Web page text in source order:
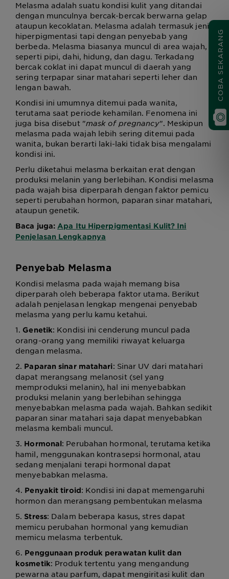
Melasma adalah suatu kondisi kulit yang ditandai
dengan munculnya bercak-bercak berwarna gelap
ataupun kecoklatan. Melasma adalah termasuk jenis
hiperpigmentasi tapi dengan penyebab yang
berbeda. Melasma biasanya muncul di area wajah,
seperti pipi, dahi, hidung, dan dagu. Terkadang
bercak coklat ini dapat muncul di daerah yang
sering terpapar sinar matahari seperti leher dan
lengan bawah.
Kondisi ini umumnya ditemui pada wanita,
terutama saat periode kehamilan. Fenomena ini
juga bisa disebut "mask of pregnancy". Meskipun
melasma pada wajah lebih sering ditemui pada
wanita, bukan berarti laki-laki tidak bisa mengalami
kondisi ini.
Perlu diketahui melasma berkaitan erat dengan
produksi melanin yang berlebihan. Kondisi melasma
pada wajah bisa diperparah dengan faktor pemicu
seperti perubahan hormon, paparan sinar matahari,
ataupun genetik.
Baca juga: Apa Itu Hiperpigmentasi Kulit? Ini
Penjelasan Lengkapnya
Penyebab Melasma
Kondisi melasma pada wajah memang bisa
diperparah oleh beberapa faktor utama. Berikut
adalah penjelasan lengkap mengenai penyebab
melasma yang perlu kamu ketahui.
1. Genetik: Kondisi ini cenderung muncul pada
orang-orang yang memiliki riwayat keluarga
dengan melasma.
2. Paparan sinar matahari: Sinar UV dari matahari
dapat merangsang melanosit (sel yang
memproduksi melanin), hal ini menyebabkan
produksi melanin yang berlebihan sehingga
menyebabkan melasma pada wajah. Bahkan sedikit
paparan sinar matahari saja dapat menyebabkan
melasma kembali muncul.
3. Hormonal: Perubahan hormonal, terutama ketika
hamil, menggunakan kontrasepsi hormonal, atau
sedang menjalani terapi hormonal dapat
menyebabkan melasma.
4. Penyakit tiroid: Kondisi ini dapat memengaruhi
hormon dan merangsang pembentukan melasma
5. Stress: Dalam beberapa kasus, stres dapat
memicu perubahan hormonal yang kemudian
memicu melasma terbentuk.
6. Penggunaan produk perawatan kulit dan
kosmetik: Produk tertentu yang mengandung
pewarna atau parfum, dapat mengiritasi kulit dan
COBA SEKARANG